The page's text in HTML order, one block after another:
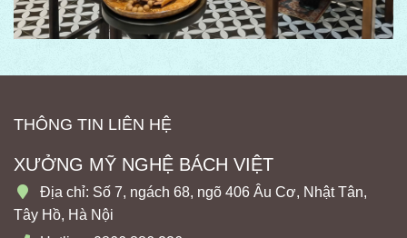
THÔNG TIN LIÊN HỆ
XƯỞNG MỸ NGHỆ BÁCH VIỆT
Địa chỉ: Số 7, ngách 68, ngõ 406 Âu Cơ, Nhật Tân,
Tây Hồ, Hà Nội